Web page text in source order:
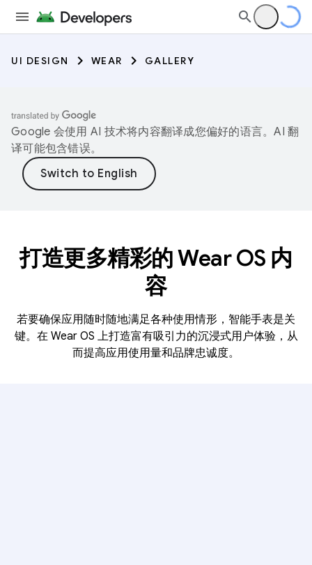
UI DESIGN WEAR GALLERY
Google 会使用 AI 技术将内容翻译成您偏好的语言。AI 翻
译可能包含错误。
打造更多精彩的 Wear OS 内
容
若要确保应用随时随地满足各种使用情形，智能手表是关
键。在 Wear OS 上打造富有吸引力的沉浸式用户体验，从
而提高应用使用量和品牌忠诚度。